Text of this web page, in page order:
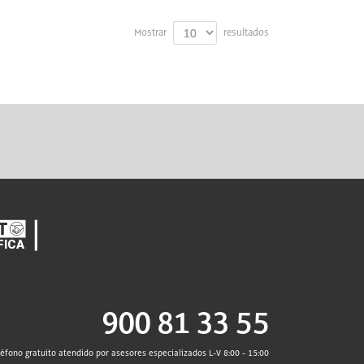
Mostrar resultados
900 81 33 55
gratuito atendido por asesores especializados L-V 8:00 - 15:00